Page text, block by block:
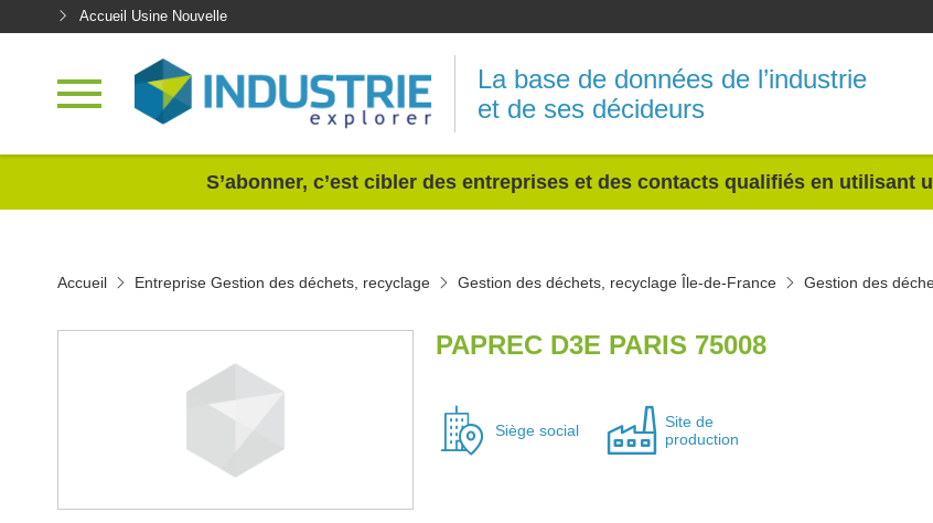
Accueil Usine Nouvelle
La base de données de l’industrie
et de ses décideurs
S’abonner, c’est cibler des entreprises et des contacts qualifiés en utilisant
Accueil Entreprise Gestion des déchets, recyclage Gestion des déchets, recyclage Île-de-France Gestion des
PAPREC D3E PARIS 75008
Siège social
Site de
production